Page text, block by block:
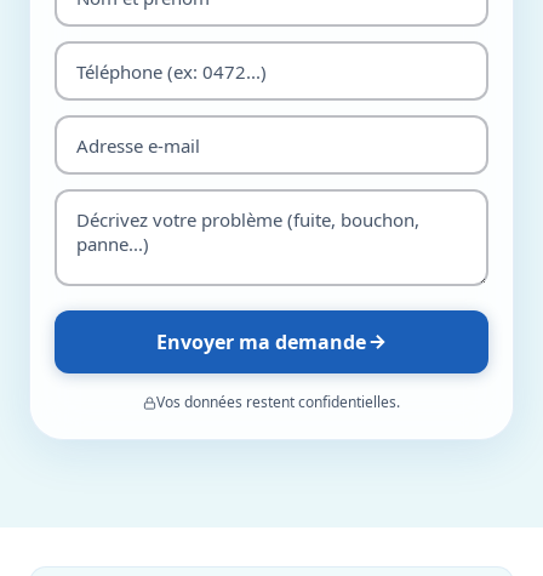
Envoyer ma demande
Vos données restent confidentielles.